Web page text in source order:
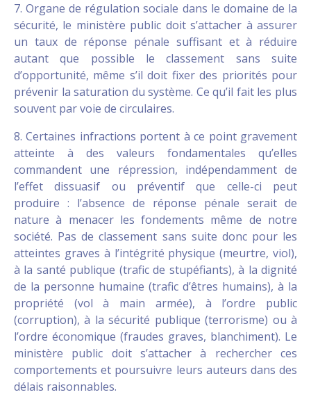
7. Organe de régulation sociale dans le domaine de la
sécurité, le ministère public doit s’attacher à assurer
un taux de réponse pénale suffisant et à réduire
autant que possible le classement sans suite
d’opportunité, même s’il doit fixer des priorités pour
prévenir la saturation du système. Ce qu’il fait les plus
souvent par voie de circulaires.
8. Certaines infractions portent à ce point gravement
atteinte à des valeurs fondamentales qu’elles
commandent une répression, indépendamment de
l’effet dissuasif ou préventif que celle-ci peut
produire : l’absence de réponse pénale serait de
nature à menacer les fondements même de notre
société. Pas de classement sans suite donc pour les
atteintes graves à l’intégrité physique (meurtre, viol),
à la santé publique (trafic de stupéfiants), à la dignité
de la personne humaine (trafic d’êtres humains), à la
propriété (vol à main armée), à l’ordre public
(corruption), à la sécurité publique (terrorisme) ou à
l’ordre économique (fraudes graves, blanchiment). Le
ministère public doit s’attacher à rechercher ces
comportements et poursuivre leurs auteurs dans des
délais raisonnables.